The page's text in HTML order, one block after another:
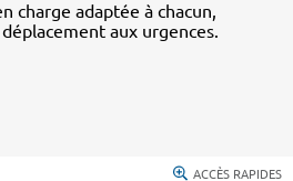
charge adaptée à chacun,
aux urgences.
ACCÈS RAPIDES